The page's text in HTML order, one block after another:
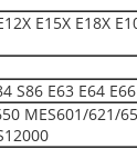
E15X E18X
S86 E63 E64
MES601/621/